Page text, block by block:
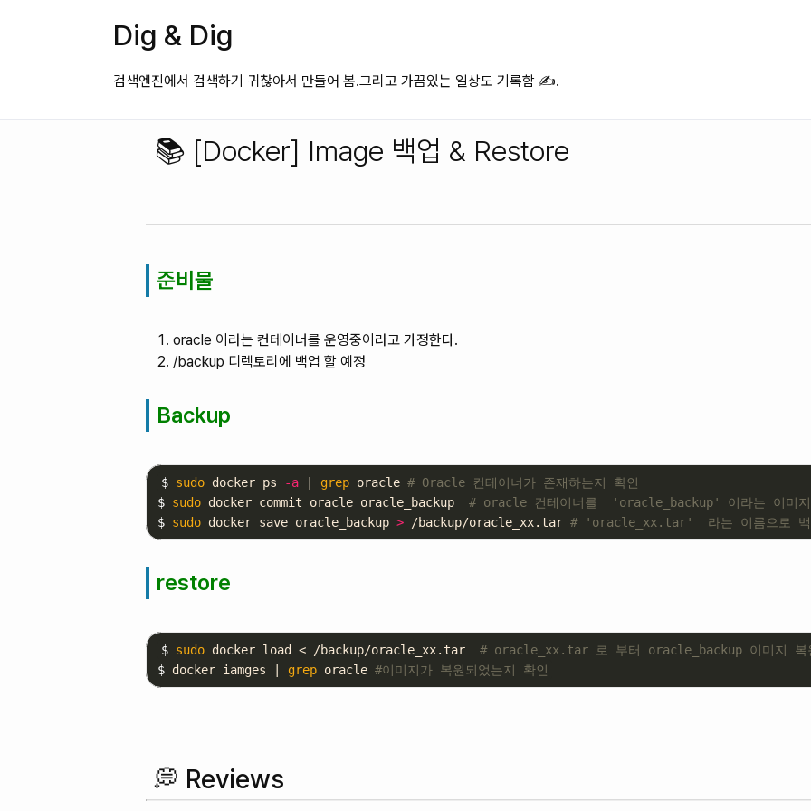
Dig & Dig
검색엔진에서 검색하기 귀찮아서 만들어 봄.그리고 가끔있는 일상도 기록함 ✍️.
📚 [Docker] Image 백업 & Restore
준비물
oracle 이라는 컨테이너를 운영중이라고 가정한다.
/backup 디렉토리에 백업 할 예정
Backup
$ sudo docker ps -a grep oracle # Oracle 컨테이너가 존재하는지 확인
$ sudo docker commit oracle oracle_backup # oracle 컨테이너를  'oracle_backup' 이라는 이미지
$ sudo docker save oracle_backup > /backup/oracle_xx.tar # 'oracle_xx.tar'  라는 이름으로 백
restore
$ sudo docker load < /backup/oracle_xx.tar # oracle_xx.tar 로 부터 oracle_backup 이미지 복
$ docker iamges | grep oracle #이미지가 복원되었는지 확인
💭 Reviews